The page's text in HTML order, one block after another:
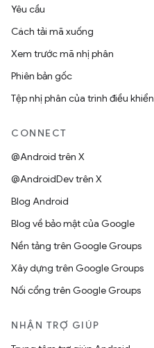
Yêu cầu
Cách tải mã xuống
Xem trước mã nhị phân
Phiên bản gốc
Tệp nhị phân của trình điều khiển
CONNECT
@Android trên X
@AndroidDev trên X
Blog Android
Blog về bảo mật của Google
Nền tảng trên Google Groups
Xây dựng trên Google Groups
Nối cổng trên Google Groups
NHẬN TRỢ GIÚP